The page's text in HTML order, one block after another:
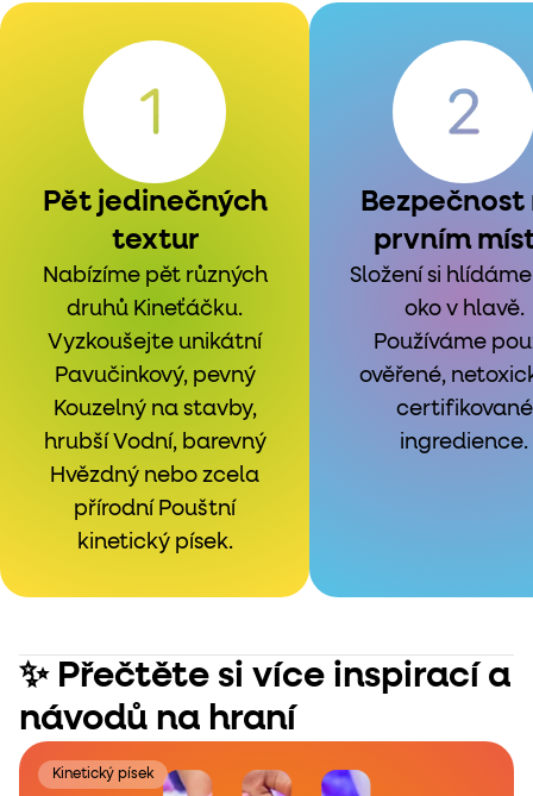
Pět jedinečných
textur
Nabízíme pět různých
druhů Kineťáčku.
Vyzkoušejte unikátní
Pavučinkový, pevný
Kouzelný na stavby,
hrubší Vodní, barevný
Hvězdný nebo zcela
přírodní Pouštní
kinetický písek.
Bezpečnost
prvním
Složení si
oko v hlavě.
Používáme
ověřené,
certifikované
ingredience.
✨ Přečtěte si více inspirací a
návodů na hraní
Kinetický písek